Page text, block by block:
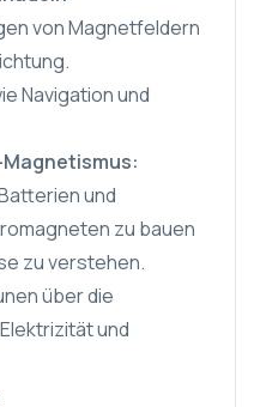
von Magnetfeldern
Navigation und
und
zu bauen
zu verstehen.
über die
und